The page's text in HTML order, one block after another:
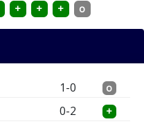
+ + + o
1-0 o
0-2 +